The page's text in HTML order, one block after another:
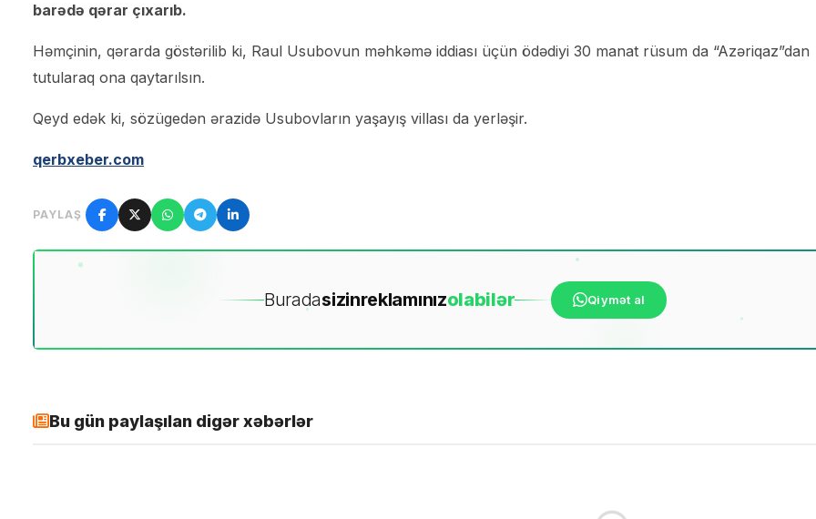
barədə qərar çıxarıb.
Həmçinin, qərarda göstərilib ki, Raul Usubovun məhkəmə iddiası üçün ödədiyi 30 manat rüsum da “Azəriqaz”dan
tutularaq ona qaytarılsın.
Qeyd edək ki, sözügedən ərazidə Usubovların yaşayış villası da yerləşir.
qerbxeber.com
PAYLAŞ
Buradasizinreklamınızolabilər Qiymət al
Bu gün paylaşılan digər xəbərlər